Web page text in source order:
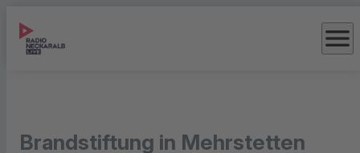
menu
Brandstiftung in Mehrstetten